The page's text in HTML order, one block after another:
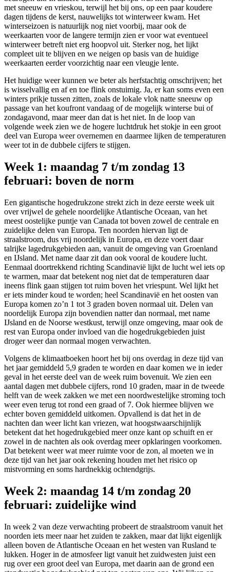
met sneeuw en vrieskou, terwijl het bij ons, op een paar koudere
dagen tijdens de kerst, nauwelijks tot winterweer kwam. Het
winterseizoen is natuurlijk nog niet voorbij, maar ook de
weerkaarten voor de langere termijn zien er voor wat eventueel
winterweer betreft niet erg hoopvol uit. Sterker nog, het lijkt
compleet uit te blijven en we neigen op basis van de huidige
weerkaarten eerder voorzichtig naar een vleugje lente.
Het huidige weer kunnen we beter als herfstachtig omschrijven; het
is wisselvallig en af en toe flink onstuimig. Ja, er kan soms even een
winters prikje tussen zitten, zoals de lokale vlok natte sneeuw op
passage van het koufront vandaag of de mogelijk winterse bui of
zondagavond, maar meer dan dat is het niet. In de loop van
volgende week zien we de hogere luchtdruk het stokje in een groot
deel van Europa weer overnemen en daarmee lijken de temperaturen
weer tot in de dubbele cijfers te stijgen.
Week 1: maandag 7 t/m zondag 13
februari: boven de norm
Een gigantische hogedrukzone strekt zich in deze eerste week uit
over vrijwel de gehele noordelijke Atlantische Oceaan, van het
meest oostelijke puntje van Canada tot boven zowel de centrale en
zuidelijke delen van Europa. Ten noorden hiervan ligt de
straalstroom, dus vrij noordelijk in Europa, en deze voert daar
talrijke lagedrukgebieden aan, vanuit de omgeving van Groenland
en IJsland. Met name daar zit dan ook vooral de koudere lucht.
Eenmaal doortrekkend richting Scandinavië lijkt de lucht wel iets op
te warmen, maar dat betekent nog niet dat de temperaturen daar
ineens flink gaan stijgen tot ruim boven het vriespunt. Wel lijkt het
er iets minder koud te worden; heel Scandinavië en het oosten van
Europa komen zo’n 1 tot 3 graden boven normaal uit. Delen van
noordelijk Europa zijn bovendien natter dan normaal, met name
IJsland en de Noorse westkust, terwijl onze omgeving, maar ook de
rest van Europa onder invloed van die hogedrukgebieden juist
droger weer dan normaal mogen verwachten.
Volgens de klimaatboeken hoort het bij ons overdag in deze tijd van
het jaar gemiddeld 5,9 graden te worden en daar komen we in ieder
geval in het eerste deel van de week ruim bovenuit. We zien een
aantal dagen met dubbele cijfers, rond 10 graden, maar in de tweede
helft van de week zakken we met een noordwestelijke stroming toch
weer even terug tot rond een graad of 7. Ook hiermee blijven we
echter boven gemiddeld uitkomen. Opvallend is dat het in de
nachten dan weer licht kan vriezen, wat hoogstwaarschijnlijk
betekent dat het hogedrukgebied meer onze kant op schuift en er
zowel in de nachten als ook overdag meer opklaringen voorkomen.
Dat betekent weer wat meer ruimte voor de zon, al moeten we in
deze tijd van het jaar ook rekening houden met het risico op
mistvorming en soms hardnekkig ochtendgrijs.
Week 2: maandag 14 t/m zondag 20
februari: zuidelijke wind
In week 2 van deze verwachting probeert de straalstroom vanuit het
noorden iets meer naar het zuiden te zakken, maar dat lijkt eigenlijk
alleen boven de Atlantische Oceaan en het westen van Rusland te
lukken. Hoger in de atmosfeer ligt vanuit het zuidwesten juist een
rug over een groot deel van Europa, met daarin aan de grond een